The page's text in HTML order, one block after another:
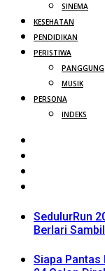
SINEMA
KESEHATAN
PENDIDIKAN
PERISTIWA
PANGGUNG
MUSIK
PERSONA
INDEKS
SedulurRun
Berlari
Siapa Pantas